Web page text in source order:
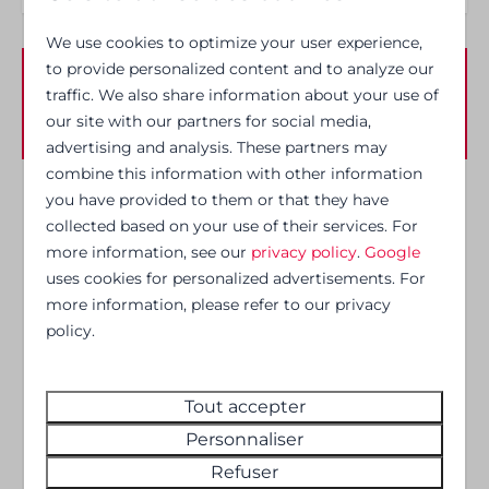
Assiettes
Verres
Table à manger
Plaque de cuisson en céramique
Micro-onde
Extracteur
Bouilloire
Réfrigérateur
Congélateur
Nespresso koffiemachine
Wi-Fi
Télévision à écran plat
Télévision intelligente
Disponibilité et prix
2 personnes
ve 07-08-2026 di 09-08-2026
1 nuit — — —
658 €
We use cookies to optimize your user experience,
to provide personalized content and to analyze our
traffic. We also share information about your use of
our site with our partners for social media,
advertising and analysis. These partners may
combine this information with other information
you have provided to them or that they have
collected based on your use of their services. For
more information, see our privacy policy.Google
uses cookies for personalized advertisements. For
more information, please refer to our privacy
policy.
Tout accepter
Personnaliser
Refuser